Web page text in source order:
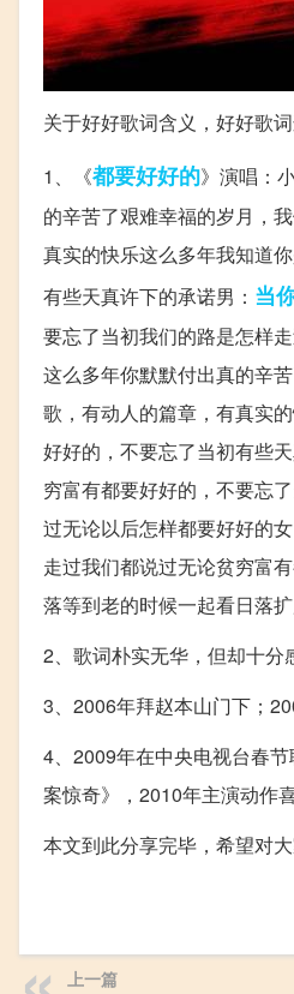
关于好好歌词含义，好好歌
1、《都要好好的》演唱：
的辛苦了艰难幸福的岁月，
真实的快乐这么多年我知道
有些天真许下的承诺男： 当
要忘了当初我们的路是怎样
这么多年你默默付出真的辛
歌，有动人的篇章，有真实
好好的，不要忘了当初有些
穷富有都要好好的，不要忘
过无论以后怎样都要好好的
走过我们都说过无论贫穷富
落等到老的时候一起看日落
2、歌词朴实无华，但却十分
3、2006年拜赵本山门下；
4、2009年在中央电视台春
案惊奇》，2010年主演动作
本文到此分享完毕，希望对大
上一篇